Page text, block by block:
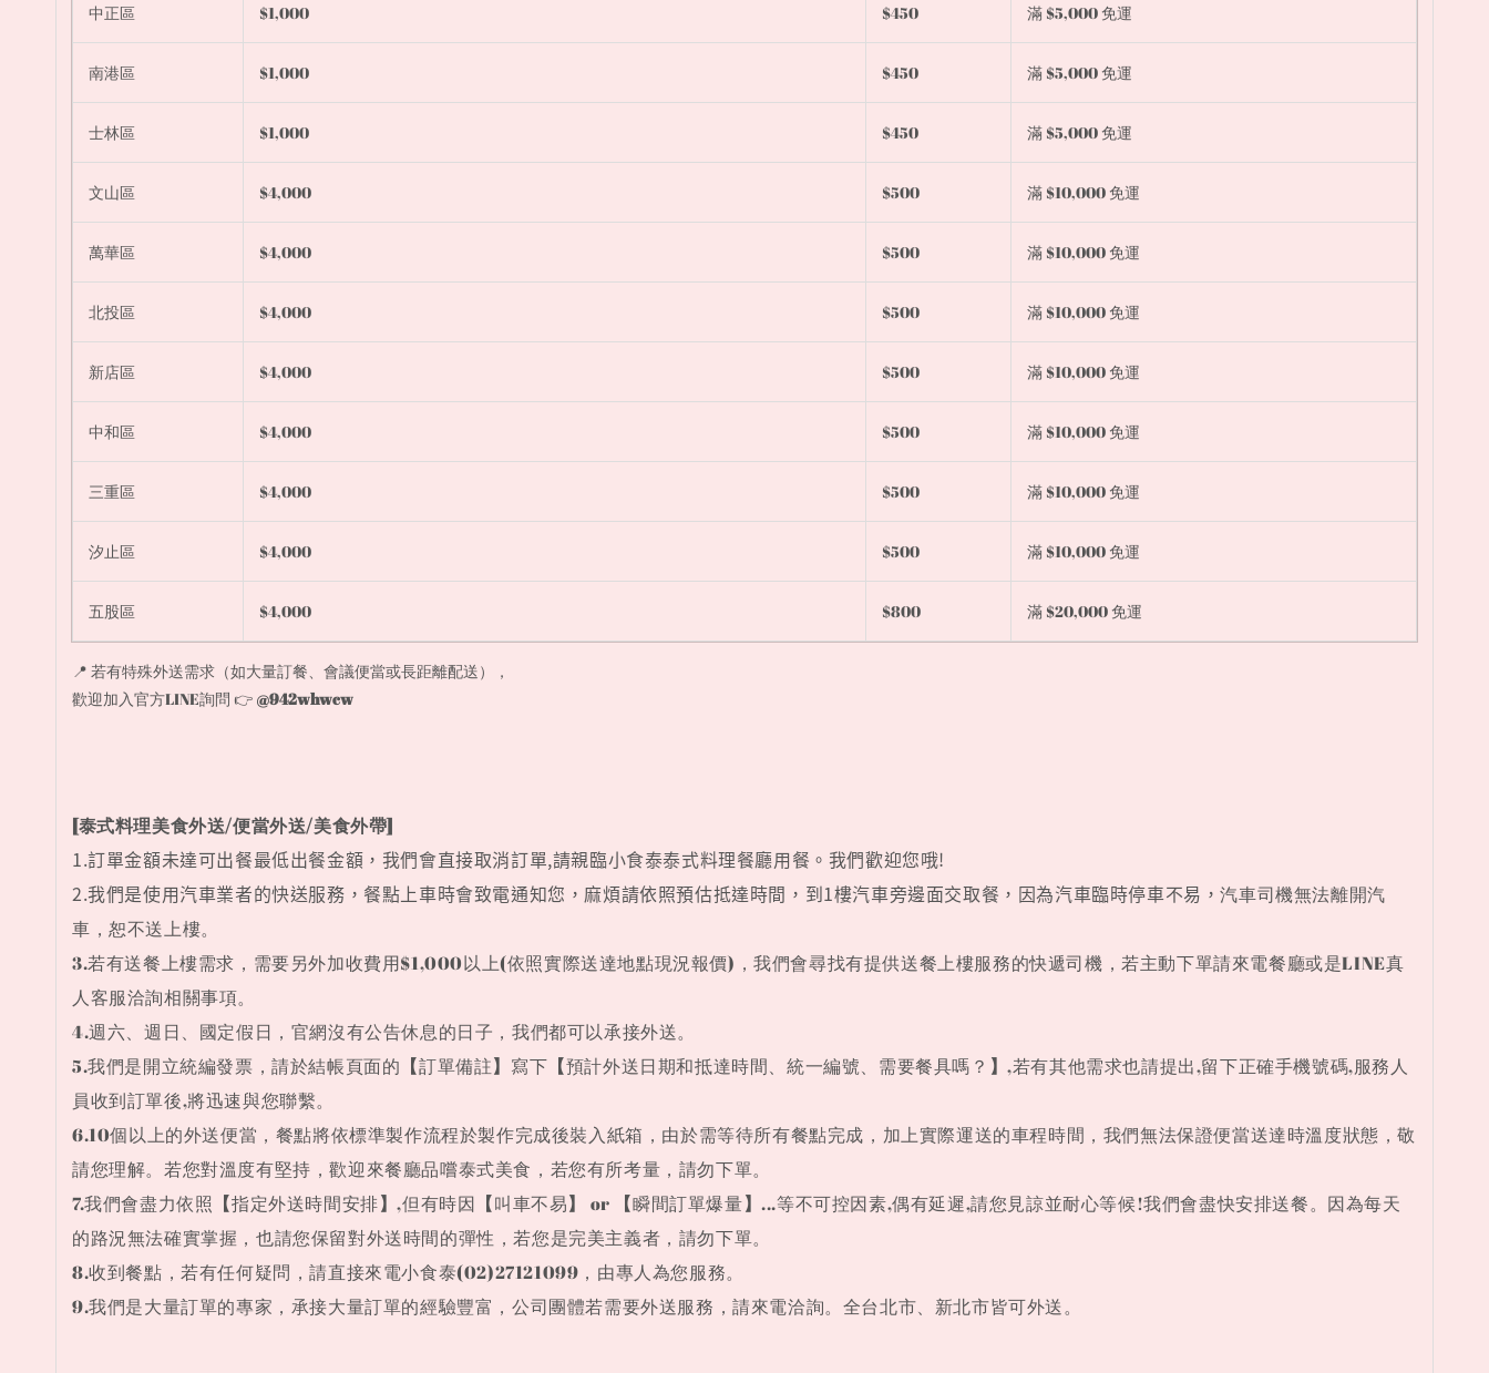
中正區 $1,000 $450 滿 $5,000 免運
南港區 $1,000 $450 滿 $5,000 免運
士林區 $1,000 $450 滿 $5,000 免運
文山區 $4,000 $500 滿 $10,000 免運
萬華區 $4,000 $500 滿 $10,000 免運
北投區 $4,000 $500 滿 $10,000 免運
新店區 $4,000 $500 滿 $10,000 免運
中和區 $4,000 $500 滿 $10,000 免運
三重區 $4,000 $500 滿 $10,000 免運
汐止區 $4,000 $500 滿 $10,000 免運
五股區 $4,000 $800 滿 $20,000 免運
📍 若有特殊外送需求（如大量訂餐、會議便當或長距離配送），
歡迎加入官方LINE詢問 👉 @942whwcw
[泰式料理美食外送/便當外送/美食外帶]
1.訂單金額未達可出餐最低出餐金額，我們會直接取消訂單,請親臨小食泰泰式料理餐廳用餐。我們歡迎您哦!
2.我們是使用汽車業者的快送服務，餐點上車時會致電通知您，麻煩請依照預估抵達時間，到1樓汽車旁邊面交取餐，因為汽車臨時停車不易，汽車司機無法離開汽
車，恕不送上樓。
3.若有送餐上樓需求，需要另外加收費用$1,000以上(依照實際送達地點現況報價)，我們會尋找有提供送餐上樓服務的快遞司機，若主動下單請來電餐廳或是LINE真
人客服洽詢相關事項。
4.週六、週日、國定假日，官網沒有公告休息的日子，我們都可以承接外送。
5.我們是開立統編發票，請於結帳頁面的 【訂單備註】 寫下 【預計外送日期和抵達時間、統一編號、需要餐具嗎？ 】,若有其他需求也請提出,留下正確手機號碼,服務人
員收到訂單後,將迅速與您聯繫。
6.10個以上的外送便當，餐點將依標準製作流程於製作完成後裝入紙箱，由於需等待所有餐點完成，加上實際運送的車程時間，我們無法保證便當送達時溫度狀態，敬
請您理解。 若您對溫度有堅持，歡迎來餐廳品嚐泰式美食， 若您有所考量，請勿下單。
7.我們會盡力依照 【指定外送時間安排】,但有時因 【叫車不易】 or 【瞬間訂單爆量】...等不可控因素,偶有延遲,請您見諒並耐心等候!我們會盡快安排送餐。因為每天
的路況無法確實掌握，也請您保留對外送時間的彈性，若您是完美主義者，請勿下單。
8.收到餐點，若有任何疑問，請直接來電小食泰(02)27121099，由專人為您服務。
9.我們是大量訂單的專家，承接大量訂單的經驗豐富，公司團體若需要外送服務，請來電洽詢。全台北市、新北市皆可外送。